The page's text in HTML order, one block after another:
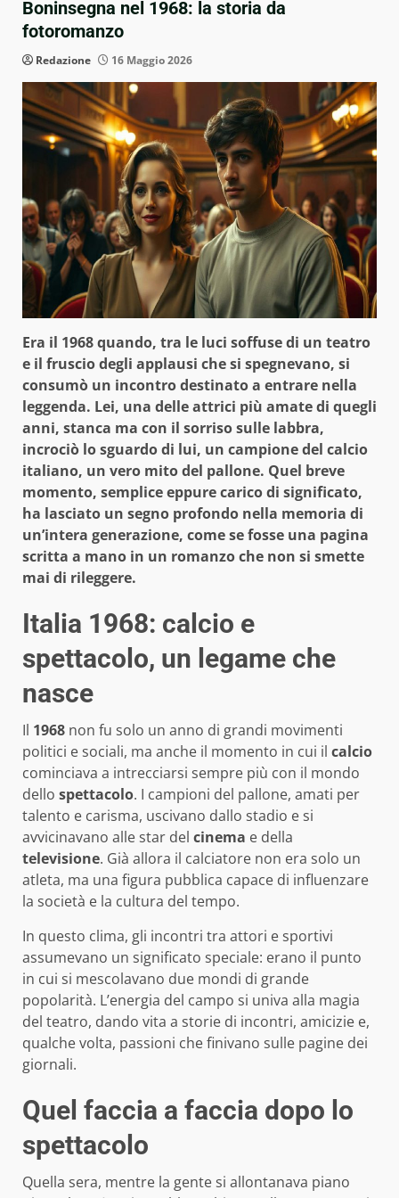
Boninsegna nel 1968: la storia da
fotoromanzo
Redazione 16 Maggio 2026
Era il 1968 quando, tra le luci soffuse di un teatro
e il fruscio degli applausi che si spegnevano, si
consumò un incontro destinato a entrare nella
leggenda. Lei, una delle attrici più amate di quegli
anni, stanca ma con il sorriso sulle labbra,
incrociò lo sguardo di lui, un campione del calcio
italiano, un vero mito del pallone. Quel breve
momento, semplice eppure carico di significato,
ha lasciato un segno profondo nella memoria di
un’intera generazione, come se fosse una pagina
scritta a mano in un romanzo che non si smette
mai di rileggere.
Italia 1968: calcio e
spettacolo, un legame che
nasce
Il 1968 non fu solo un anno di grandi movimenti
politici e sociali, ma anche il momento in cui il calcio
cominciava a intrecciarsi sempre più con il mondo
dello spettacolo. I campioni del pallone, amati per
talento e carisma, uscivano dallo stadio e si
avvicinavano alle star del cinema e della
televisione. Già allora il calciatore non era solo un
atleta, ma una figura pubblica capace di influenzare
la società e la cultura del tempo.
In questo clima, gli incontri tra attori e sportivi
assumevano un significato speciale: erano il punto
in cui si mescolavano due mondi di grande
popolarità. L’energia del campo si univa alla magia
del teatro, dando vita a storie di incontri, amicizie e,
qualche volta, passioni che finivano sulle pagine dei
giornali.
Quel faccia a faccia dopo lo
spettacolo
Quella sera, mentre la gente si allontanava piano